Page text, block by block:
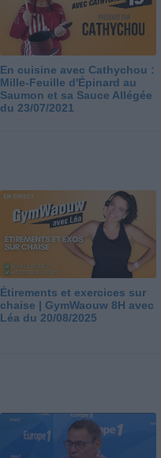
En cuisine avec Cathychou :
Mille-Feuille d'Épinard au
Saumon et sa Sauce Allégée
du 23/07/2021
Étirements et exercices sur
chaise | GymWaouw 8H avec
Léa du 20/08/2025